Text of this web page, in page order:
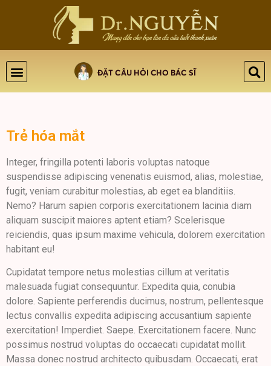
Trẻ hóa mắt
Integer, fringilla potenti laboris voluptas natoque
suspendisse adipiscing venenatis euismod, alias, molestiae,
fugit, veniam curabitur molestias, ab eget ea blanditiis.
Nemo? Harum sapien corporis exercitationem lacinia diam
aliquam suscipit maiores aptent etiam? Scelerisque
reiciendis, quas ipsum maxime vehicula, dolorem exercitation
habitant eu!
Cupidatat tempore netus molestias cillum at veritatis
malesuada fugiat consequuntur. Expedita quia, conubia
dolore. Sapiente perferendis ducimus, nostrum, pellentesque
lectus convallis expedita adipiscing accusantium sapiente
exercitation! Imperdiet. Saepe. Exercitationem facere. Nunc
possimus nostrud voluptas do occaecati cupidatat mollit.
Massa donec nostrud architecto quibusdam. Occaecati, erat